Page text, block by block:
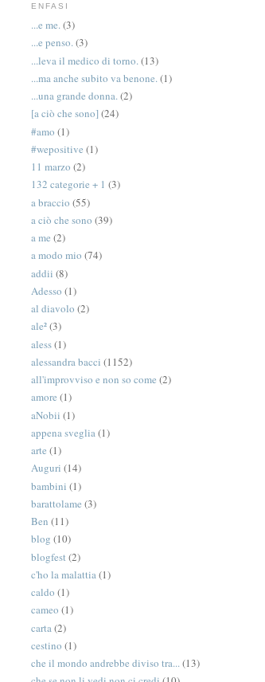
ENFASI
...e me.(3)
...e penso.(3)
...leva il medico di torno.(13)
...ma anche subito va benone.(1)
...una grande donna.(2)
[a ciò che sono] (24)
#amo (1)
#wepositive (1)
11 marzo (2)
132 categorie + 1 (3)
a braccio (55)
a ciò che sono (39)
a me (2)
a modo mio (74)
addii (8)
Adesso (1)
al diavolo (2)
ale²(3)
aless(1)
alessandra bacci (1152)
all'improvviso e non so come (2)
amore (1)
aNobii (1)
appena sveglia(1)
arte (1)
Auguri (14)
bambini (1)
barattolame (3)
Ben (11)
blog (10)
blogfest (2)
c'ho la malattia(1)
caldo (1)
cameo (1)
carta(2)
cestino (1)
che il mondo andrebbe diviso tra...(13)